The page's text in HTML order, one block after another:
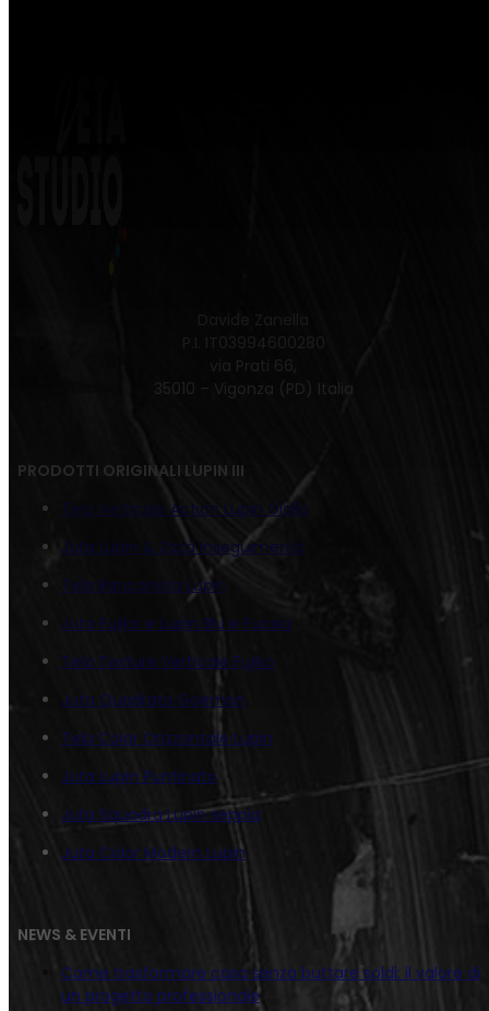
P.I. IT03994600280
via Prati 66,
35010 – Vigonza (PD) Italia
PRODOTTI ORIGINALI LUPIN III
Tela Verticale Action Lupin Giallo
Juta Lupin & Zazà Inseguimento
Tela Banconota Lupin
Juta Fujiko e Lupin Blu e Fucsia
Tela Texture Verticale Fujiko
Juta Quadrato Goemon
Tela Color Orizzontale Lupin
Juta Lupin Puntinato
Juta Squadra Lupin seppia
Juta Color Modern Lupin
NEWS & EVENTI
Come trasformare casa senza buttare soldi: il valore di
un progetto professionale